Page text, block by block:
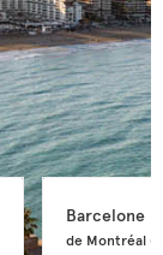
Barcelone
de Montréal